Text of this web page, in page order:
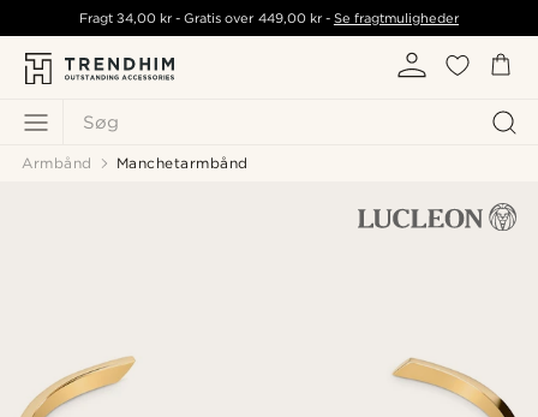
Søg
Fragt34,00 kr - Gratis over 449,00 kr- Se fragtmuligheder
Armbånd Manchetarmbånd